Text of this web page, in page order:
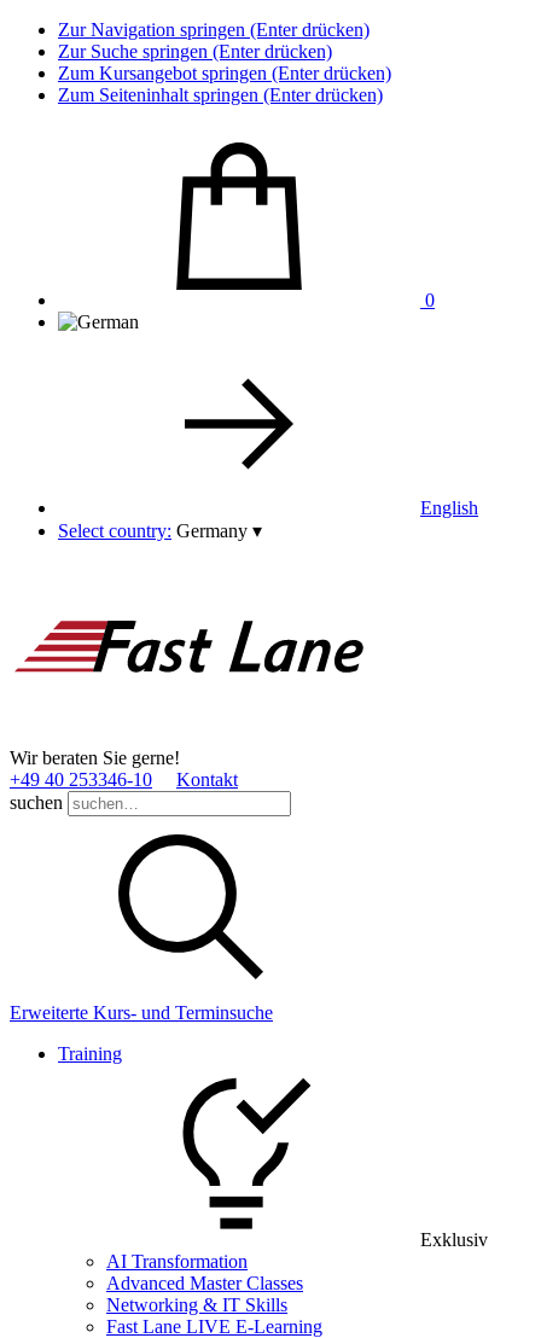
Zur Navigation springen (Enter drücken)
Zur Suche springen (Enter drücken)
Zum Kursangebot springen (Enter drücken)
Zum Seiteninhalt springen (Enter drücken)
0
English
Select country: Germany ▾
Wir beraten Sie gerne!
+49 40 253346­-10
Kontakt
suchen
Erweiterte Kurs- und Terminsuche
Training
Exklusiv
AI Transformation
Advanced Master Classes
Networking & IT Skills
Fast Lane LIVE E-Learning